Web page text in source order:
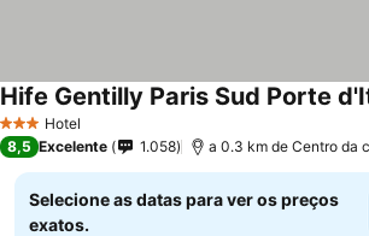
3 EstrelasHotel
Hife Gentilly Paris Sud Porte
8,5 Excelente 1.058 a 0.3 km de Centro da
Selecione as datas para ver os preços
exatos.